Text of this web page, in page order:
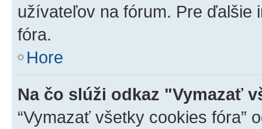
užívateľov na fórum. Pre ďalšie
fóra.
Hore
Na čo slúži odkaz "Vymazať
“Vymazať všetky cookies fóra”